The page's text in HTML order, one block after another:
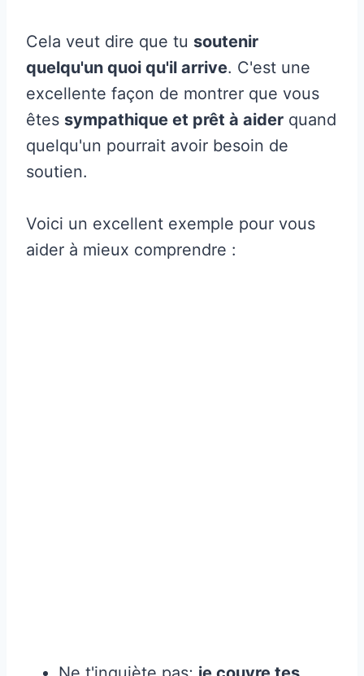
Cela veut dire que tu soutenir
quelqu'un quoi qu'il arrive. C'est une
excellente façon de montrer que vous
êtes sympathique et prêt à aider quand
quelqu'un pourrait avoir besoin de
soutien.
Voici un excellent exemple pour vous
aider à mieux comprendre :